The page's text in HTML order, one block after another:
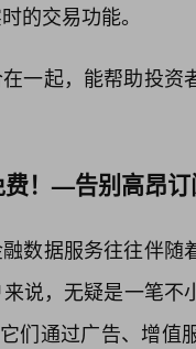
的交易功能。
一起，能帮助投
！—告别高昂
数据服务往往伴随
说，无疑是一笔
们通过广告、增